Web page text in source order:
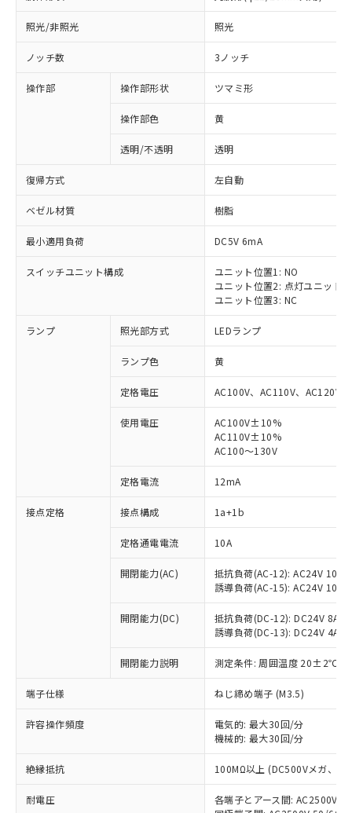
照光/非照光 照光
ノッチ数 3ノッチ
操作部 操作部形状 ツマミ形
操作部色 黄
透明/不透明 透明
復帰方式 左自動
ベゼル材質 樹脂
最小適用負荷 DC5V 6mA
スイッチユニット構成
ユニット位置1: NO
ユニット位置2: 点灯ユニット
ユニット位置3: NC
ランプ 照光部方式 LEDランプ
ランプ色 黄
定格電圧 AC100V、AC110V、AC120V
使用電圧
AC100V±10%
AC110V±10%
AC100～130V
定格電流 12mA
接点定格 接点構成 1a+1b
定格通電電流 10A
開閉能力(AC)
抵抗負荷(AC-12): AC24V 10A/
誘導負荷(AC-15): AC24V
開閉能力(DC)
抵抗負荷(DC-12): DC24V 8A/
誘導負荷(DC-13): DC24V 4A/
開閉能力説明 測定条件: 周囲温度 20±2℃、
端子仕様 ねじ締め端子 (M3.5)
許容操作頻度
電気的: 最大30回/分
機械的: 最大30回/分
絶縁抵抗 100MΩ以上 (DC500Vメガ、点
耐電圧
各端子とアース間: AC2500V
ご利用条件
以下の条件をお読みいただき、同意のうえ
本サービスは、当社制御機器事業取扱
商品の当社在庫状況および標準価格
(税抜)を提供させていただくもので
当社制御機器事業取扱商品の中には、
本サービスの対象外となる商品もある
ことをご了承ください。
※1 対応状況
対応済み：EU RoHS指令（10物質）の
非含有に対応した製品が提供可能な商品で
対応予定：EU RoHS指令（10物質）の非含
有に対応した製品に切り替える予定のある
対応予定なし：EU RoHS指令（10物質）の
非含有に非対応の商品で、対応品を出す予
調査・確認中：EU RoHS指令（10物質）の
非含有の対応状況を調査中または確認中の
商品です。
非該当品：ライセンス料など無形物で、有
害物質有無と関係のない商品です。
仕入先様の事情により、非含有部品として
いたものが、含有品と判明した場合などや
「○」：最大均質材料含有率が中国RoHSの
「×」：最大均質材料含有率が中国RoHSの
基準値を超えていることを示します。
当社は、これら貴社製品のうち、外国